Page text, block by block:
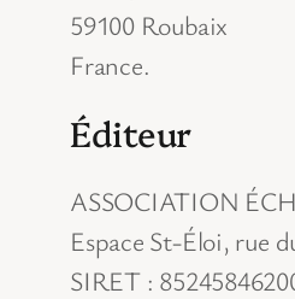
59100 Roubaix
France.
Éditeur
ASSOCIATION
Espace St-Éloi, rue
SIRET :